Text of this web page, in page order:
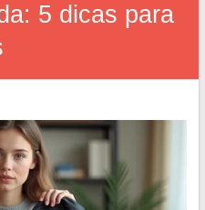
5 dicas para